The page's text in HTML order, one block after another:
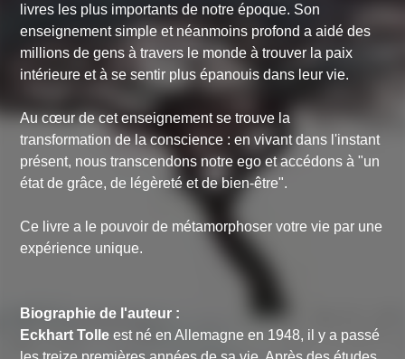
livres les plus importants de notre époque. Son
enseignement simple et néanmoins profond a aidé des
millions de gens à travers le monde à trouver la paix
intérieure et à se sentir plus épanouis dans leur vie.
Au cœur de cet enseignement se trouve la
transformation de la conscience : en vivant dans l'instant
présent, nous transcendons notre ego et accédons à "un
état de grâce, de légèreté et de bien-être".
Ce livre a le pouvoir de métamorphoser votre vie par une
expérience unique.
Biographie de l'auteur :
Eckhart Tolle est né en Allemagne en 1948, il y a passé